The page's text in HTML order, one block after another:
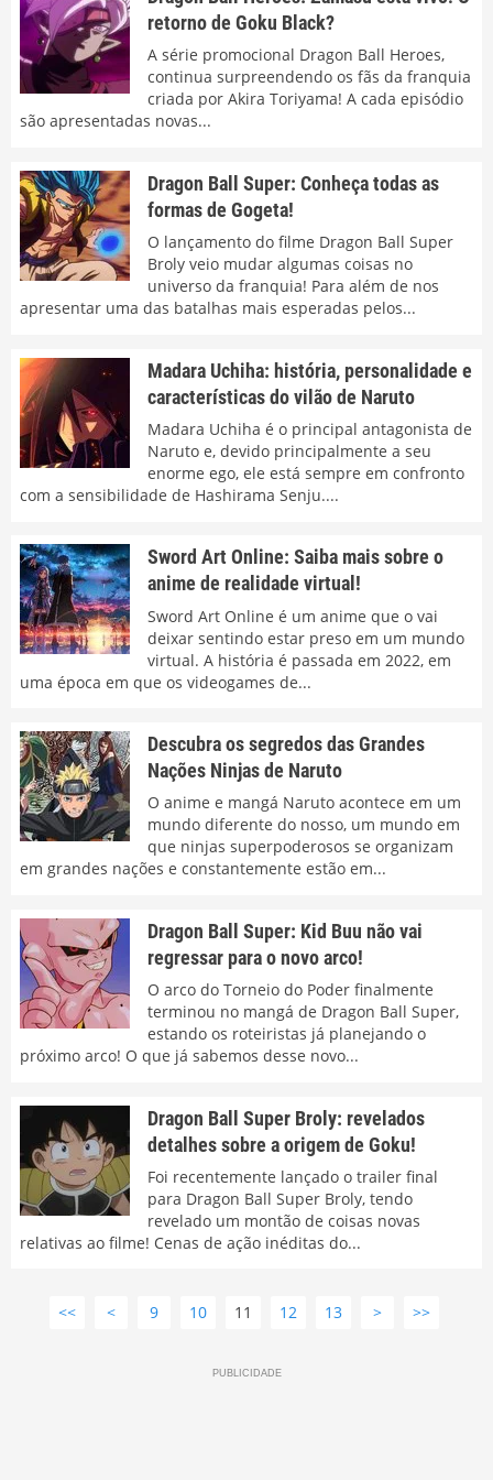
retorno de Goku Black?
A série promocional Dragon Ball Heroes,
continua surpreendendo os fãs da franquia
criada por Akira Toriyama! A cada episódio
são apresentadas novas...
Dragon Ball Super: Conheça todas as
formas de Gogeta!
O lançamento do filme Dragon Ball Super
Broly veio mudar algumas coisas no
universo da franquia! Para além de nos
apresentar uma das batalhas mais esperadas pelos...
Madara Uchiha: história, personalidade e
características do vilão de Naruto
Madara Uchiha é o principal antagonista de
Naruto e, devido principalmente a seu
enorme ego, ele está sempre em confronto
com a sensibilidade de Hashirama Senju....
Sword Art Online: Saiba mais sobre o
anime de realidade virtual!
Sword Art Online é um anime que o vai
deixar sentindo estar preso em um mundo
virtual. A história é passada em 2022, em
uma época em que os videogames de...
Descubra os segredos das Grandes
Nações Ninjas de Naruto
O anime e mangá Naruto acontece em um
mundo diferente do nosso, um mundo em
que ninjas superpoderosos se organizam
em grandes nações e constantemente estão em...
Dragon Ball Super: Kid Buu não vai
regressar para o novo arco!
O arco do Torneio do Poder finalmente
terminou no mangá de Dragon Ball Super,
estando os roteiristas já planejando o
próximo arco! O que já sabemos desse novo...
Dragon Ball Super Broly: revelados
detalhes sobre a origem de Goku!
Foi recentemente lançado o trailer final
para Dragon Ball Super Broly, tendo
revelado um montão de coisas novas
relativas ao filme! Cenas de ação inéditas do...
<< < 9 10 11 12 13 > >>